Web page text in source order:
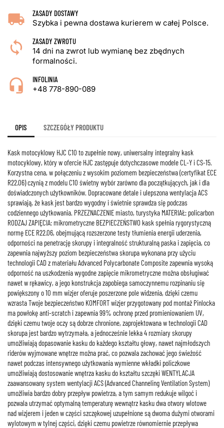
ZASADY DOSTAWY
Szybka i pewna dostawa kurierem w całej Polsce.
ZASADY ZWROTU
14 dni na zwrot lub wymianę bez zbędnych
formalności.
INFOLINIA
+48 778-890-089
OPIS SZCZEGÓŁY PRODUKTU
Kask motocyklowy HJC C10 to zupełnie nowy, uniwersalny integralny kask
motocyklowy, który w ofercie HJC zastępuje dotychczasowe modele CL-Y i CS-15.
Korzystna cena, w połączeniu z wysokim poziomem bezpieczeństwa (certyfikat ECE
R22.06) czynią z modelu C10 świetny wybór zarówno dla początkujących, jak i dla
doświadczonych użytkowników. Dopracowane detale i ulepszona wentylacja ACS
sprawiają, że kask jest bardzo wygodny i świetnie sprawdza się podczas
codziennego użytkowania. PRZEZNACZENIE miasto, turystyka MATERIAŁ: policarbon
RODZAJ ZAPIĘCIA: mikrometryczne BEZPIECZEŃSTWO kask spełnia rygorystyczną
normę ECE R22.06, obejmującą rozszerzone testy tłumienia energii uderzenia,
odporności na penetrację skorupy i integralność strukturalną paska i zapięcia, co
zapewnia najwyższy poziom bezpieczeństwa skorupa wykonana przy użyciu
technologii CAD z materiału Advanced Polycarbonate Composite zapewnia wysoką
odporność na uszkodzenia wygodne zapięcie mikrometryczne można obsługiwać
nawet w rękawicy, a jego konstrukcja zapobiega samoczynnemu rozpinaniu się
powiększony o 10 mm wizjer oferuje poszerzone pole widzenia, dzięki czemu
wzrasta Twoje bezpieczeństwo KOMFORT wizjer przygotowany pod montaż Pinlocka
ma powłokę anti-scratch i zapewnia 99% ochronę przed promieniowaniem UV,
dzięki czemu twoje oczy są dobrze chronione, zaprojektowana w technologii CAD
skorupa jest bardzo wytrzymała, a jednocześnie lekka 4 rozmiary skorupy
umożliwiają dopasowanie kasku do każdego kształtu głowy, nawet najmłodszych
riderów wyjmowane wnętrze można prać, co pozwala zachować jego świeżość
nawet podczas intensywnego użytkowania wymienne wkładki policzkowe
umożliwiają dostosowanie wnętrza kasku do kształtu szczęki WENTYLACJA
zaawansowany system wentylacji ACS (Advanced Channeling Ventilation System)
umożliwia bardzo dobry przepływ powietrza, a tym samym redukuje wilgoć i
pozwala utrzymać optymalną temperaturę wewnątrz kasku dwa otwory wlotowe
nad wizjerem i jeden w części szczękowej uzupełnione są dwoma dużymi otworami
wylotowym w tylnej części, dzięki czemu powietrze równomiernie przepływa